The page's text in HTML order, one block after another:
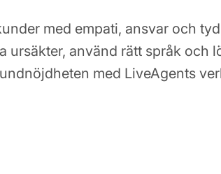
med empati, ansvar och
ursäkter, använd rätt språk och
med LiveAgents